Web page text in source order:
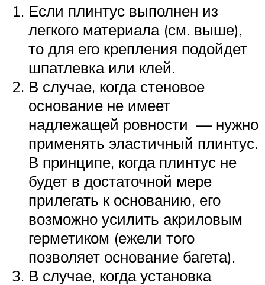
Если плинтус выполнен из
легкого материала (см. выше),
то для его крепления подойдет
шпатлевка или клей.
В случае, когда стеновое
основание не имеет
надлежащей ровности — нужно
применять эластичный плинтус.
В принципе, когда плинтус не
будет в достаточной мере
прилегать к основанию, его
возможно усилить акриловым
герметиком (ежели того
позволяет основание багета).
В случае, когда установка